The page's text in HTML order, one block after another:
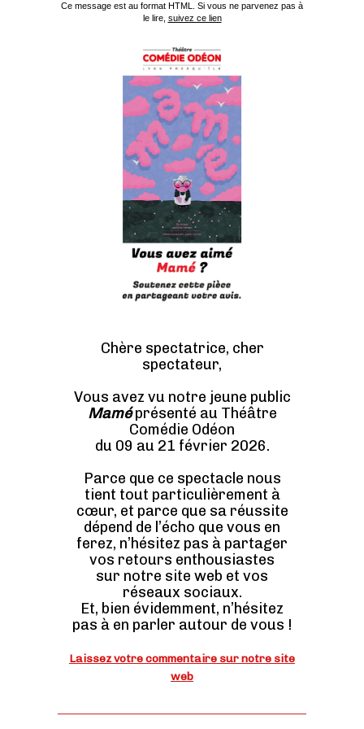
Ce message est au format HTML. Si vous ne parvenez pas à
le lire, suivez ce lien
Chère spectatrice, cher
spectateur,
Vous avez vu notre jeune public
Maméprésenté au Théâtre
Comédie Odéon
du 09 au 21 février 2026.
Parce que ce spectacle nous
tient tout particulièrement à
cœur, et parce que sa réussite
dépend de l’écho que vous en
ferez, n’hésitez pas à partager
vos retours enthousiastes
sur notre site web et vos
réseaux sociaux.
Et, bien évidemment, n’hésitez
pas à en parler autour de vous !
Laissez votre commentaire sur notre site
web